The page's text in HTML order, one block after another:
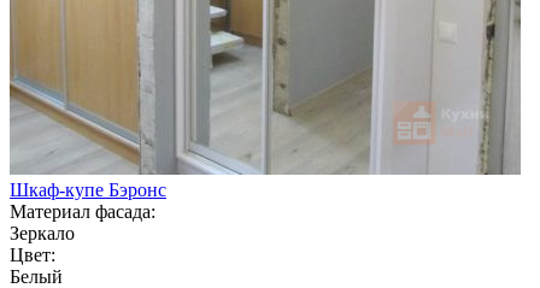
Шкаф-купе Бэронс
Материал фасада:
Зеркало
Цвет:
Белый